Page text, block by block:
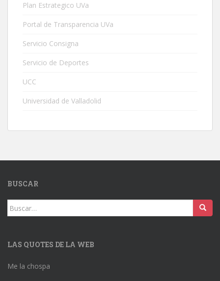
Plan Estrategico UVa
Portal de Transparencia UVa
Servicio Consigna
Servicio de Deportes
UCC
Universidad de Valladolid
BUSCAR
Buscar:
LAS QUOTES DE LA WEB
Me la chospa